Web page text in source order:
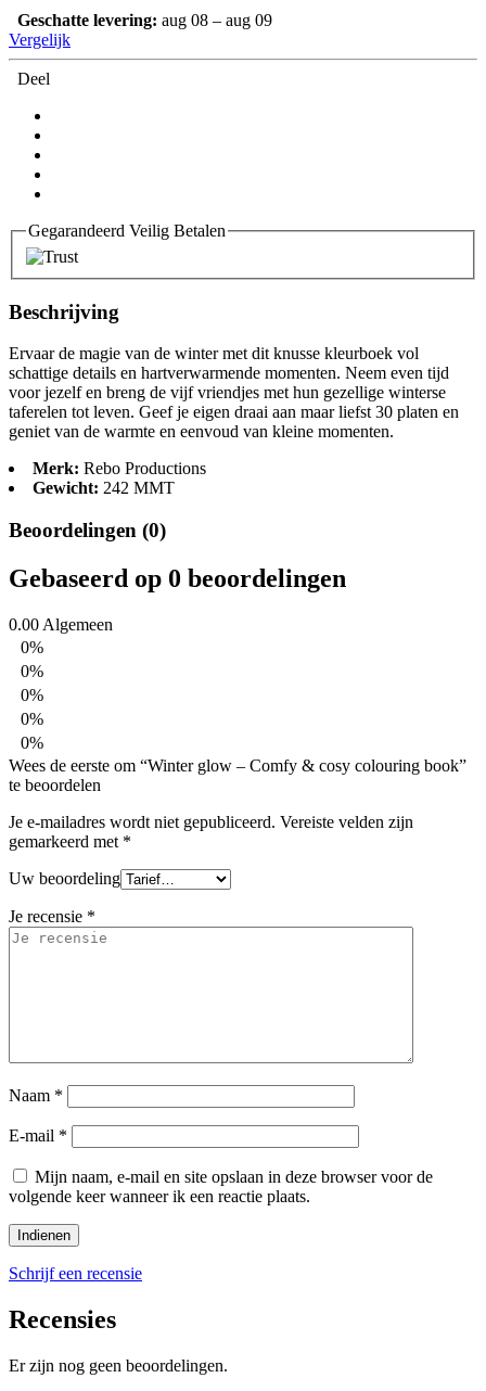
Geschatte levering: aug 08 – aug 09
Vergelijk
Deel
Gegarandeerd Veilig Betalen
Beschrijving
Ervaar de magie van de winter met dit knusse kleurboek vol
schattige details en hartverwarmende momenten. Neem even tijd
voor jezelf en breng de vijf vriendjes met hun gezellige winterse
taferelen tot leven. Geef je eigen draai aan maar liefst 30 platen en
geniet van de warmte en eenvoud van kleine momenten.
Merk: Rebo Productions
Gewicht: 242 MMT
Beoordelingen (0)
Gebaseerd op 0 beoordelingen
0.00 Algemeen
0%
0%
0%
0%
0%
Wees de eerste om “Winter glow – Comfy & cosy colouring book”
te beoordelen
Je e-mailadres wordt niet gepubliceerd. Vereiste velden zijn
gemarkeerd met *
Uw beoordeling
Je recensie *
Naam *
E-mail *
Mijn naam, e-mail en site opslaan in deze browser voor de
volgende keer wanneer ik een reactie plaats.
Schrijf een recensie
Recensies
Er zijn nog geen beoordelingen.